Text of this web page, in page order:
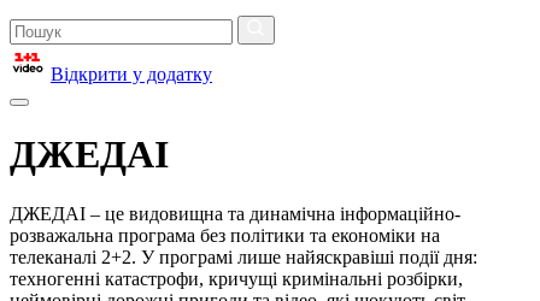
Відкрити у додатку
ДЖЕДАІ
ДЖЕДАІ – це видовищна та динамічна інформаційно-
розважальна програма без політики та економіки на
телеканалі 2+2. У програмі лише найяскравіші події дня:
техногенні катастрофи, кричущі кримінальні розбірки,